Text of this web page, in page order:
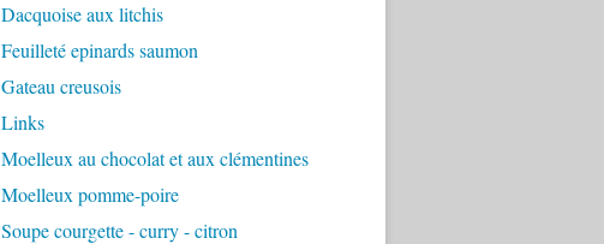
Dacquoise aux litchis
Feuilleté epinards saumon
Gateau creusois
Links
Moelleux au chocolat et aux clémentines
Moelleux pomme-poire
Soupe courgette - curry - citron